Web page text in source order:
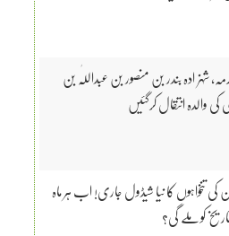
شہزادہ بندر بن منصور بن عبداللّٰہ بن
والدہ انتقال کرگئیں
کی تنخواہوں کا نیا شیڈول جاری! اب ہر ماہ
کو ملے گی؟